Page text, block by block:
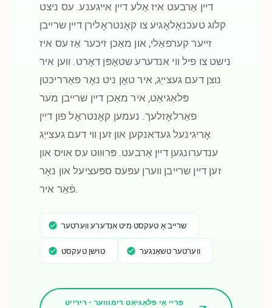
דיין אַרבעט איז אַלע דיין אייגענע. עס ניצט
קלוג טעכנאָלאָגיע צו קאָנטראָלירן דיין שרייבן
זייער קערפאַלי, און מאַכן זיכער אַז עס איז
נישט צו פיל ווי אנדערע שטאָפּן דאָרט. ווען איר
נוצן דעם געצייַג, איר טאָן ניט נאָר פאַרריכטן
פּלאַגיאַט, איר מאַכן דיין שרייבן מער
פאַרלאָזלעך. נעמען קאָנטראָל פון דיין
אָריגינעל געדאנקען און זען ווי דעם געצייַג
ענדערונגען דיין אַרבעט. פּרוּווט עס אויס און
זען דיין שרייבן ווערן עפּעס ספּעציעל און נאָר
פֿאַר איר.
שרייב אַ טעקסט מיט אנדערע ווערטער
טוישן טעקסט ווערטער טשאַנגער
פריי אַי פּלאַגיאַט רימוווער - רירייט